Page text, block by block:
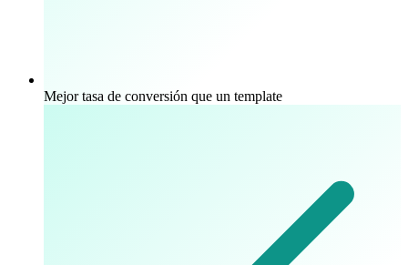
Mejor tasa de conversión que un template